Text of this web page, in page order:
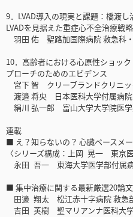
9．LVAD導入の現実と課題：橋渡
LVADを見据えた重症心不全治療戦略
羽田 佑 聖路加国際病院 救急科
10．高齢者における心原性ショッ
プローチのためのエビデンス
宮下 智 クリーブランドクリニッ
渡邉 将央 日本医科大学付属病院
絹川 弘一郎 富山大学大学院医学
連載
■ え？知らないの？ 心臓ペースメ
〈シリーズ構成：上岡 晃一 東京
永田 吾一 東海大学医学部付属
■ 集中治療に関する最新厳選20論文
田邊 翔太 松江赤十字病院 救
吉田 英樹 聖マリアンナ医科大